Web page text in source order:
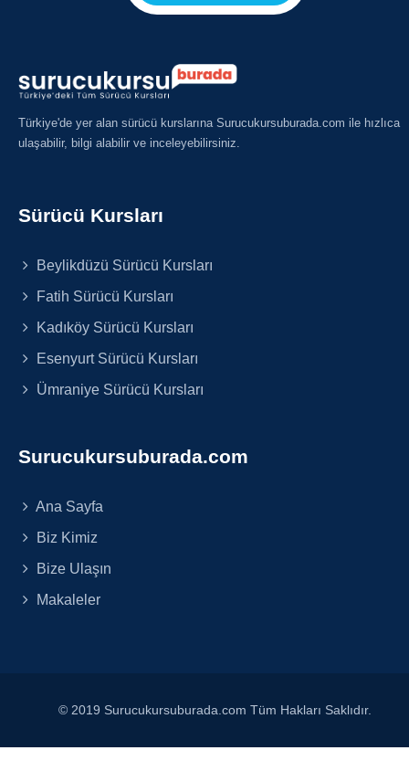
Türkiye'de yer alan sürücü kurslarına Surucukursuburada.com ile hızlıca
ulaşabilir, bilgi alabilir ve inceleyebilirsiniz.
Sürücü Kursları
Beylikdüzü Sürücü Kursları
Fatih Sürücü Kursları
Kadıköy Sürücü Kursları
Esenyurt Sürücü Kursları
Ümraniye Sürücü Kursları
Surucukursuburada.com
Ana Sayfa
Biz Kimiz
Bize Ulaşın
Makaleler
© 2019 Surucukursuburada.com Tüm Hakları Saklıdır.